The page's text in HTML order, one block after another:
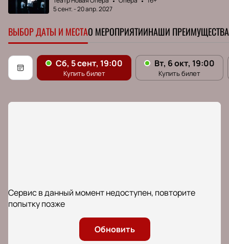
5 сент.-20 апр. 2027
ВЫБОР ДАТЫ И МЕСТАО МЕРОПРИЯТИИНАШИ ПРЕИМУЩЕСТВА
Сервис в данный момент недоступен, повторите
попытку позже
Обновить